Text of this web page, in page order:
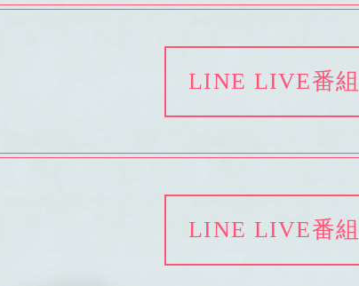
LINE LIVE番
LINE LIVE番